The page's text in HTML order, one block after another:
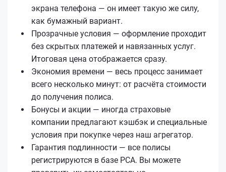
экрана телефона — он имеет такую же силу,
как бумажный вариант.
Прозрачные условия — оформление проходит
без скрытых платежей и навязанных услуг.
Итоговая цена отображается сразу.
Экономия времени — весь процесс занимает
всего несколько минут: от расчёта стоимости
до получения полиса.
Бонусы и акции — иногда страховые
компании предлагают кэшбэк и специальные
условия при покупке через наш агрегатор.
Гарантия подлинности — все полисы
регистрируются в базе РСА. Вы можете